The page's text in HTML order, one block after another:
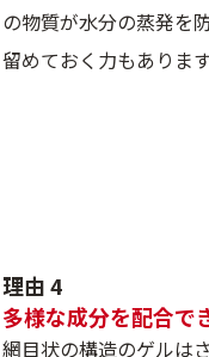
の物質が水分の蒸発を
留めておく力もあります
理由 4
多様な成分を配合で
網目状の構造のゲルは